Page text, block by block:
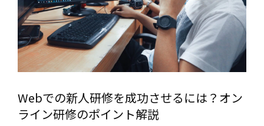
会社案内・アクセス
Webでの新人研修を成功させるには？オン
ライン研修のポイント解説